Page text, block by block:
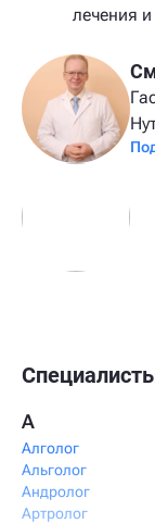
лечения
А
Алголог
Альголог
Андролог
Артролог